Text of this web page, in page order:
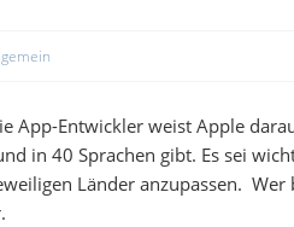
App-Entwickler weist Apple
in 40 Sprachen gibt. Es sei
Länder anzupassen. Wer